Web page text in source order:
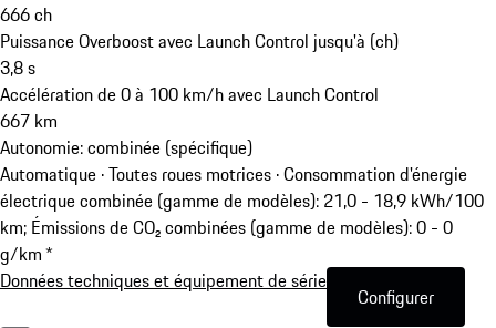
666ch
Puissance Overboost avec Launch Control jusqu'à (ch)
3,8s
Accélération de 0 à 100 km/h avec Launch Control
667 km
Autonomie: combinée (spécifique)
Automatique · Toutes roues motrices ·Consommation d'énergie
électrique combinée (gamme de modèles): 21,0 - 18,9 kWh/100
km; Émissions de CO₂ combinées (gamme de modèles): 0 - 0
g/km *
Données techniques et équipement de série
Configurer